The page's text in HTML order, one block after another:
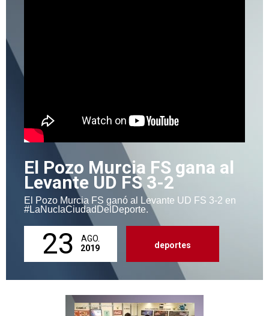
El Pozo Murcia FS gana al
Levante UD FS 3-2
El Pozo Murcia FS ganó al Levante UD FS 3-2 en
#LaNucIaCiudadDelDeporte.
23
AGO.
2019
deportes